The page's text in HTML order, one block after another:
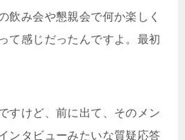
飲み会や懇親会で何か楽しく
て感じだったんですよ。最初
すけど、前に出て、そのメン
ンタビューみたいな質疑応答